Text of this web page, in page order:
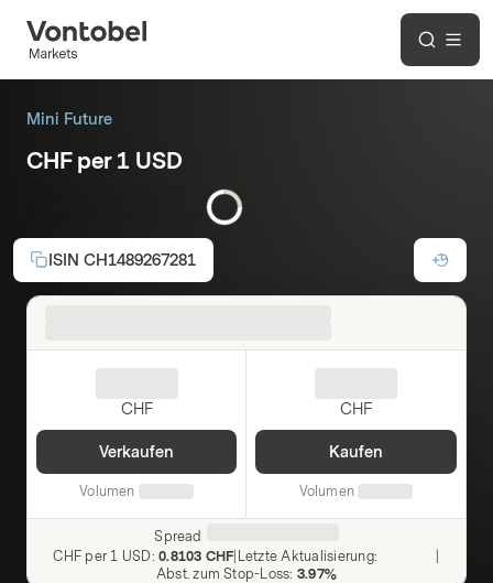
Mini Future
CHF per 1 USD
ISIN CH1489267281
CHF
Verkaufen
Volumen
CHF
Kaufen
Volumen
Spread
CHF per 1 USD: 0.8103 CHF Letzte Aktualisierung:
Abst. zum Stop-Loss: 3.97%